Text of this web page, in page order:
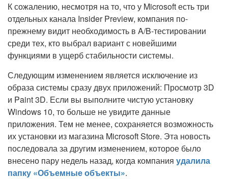
К сожалению, несмотря на то, что у Microsoft есть три
отдельных канала Insider Preview, компания по-
прежнему видит необходимость в A/B-тестировании
среди тех, кто выбрал вариант с новейшими
функциями в ущерб стабильности системы.
Следующим изменением является исключение из
образа системы сразу двух приложений: Просмотр 3D
и Paint 3D. Если вы выполните чистую установку
Windows 10, то больше не увидите данные
приложения. Тем не менее, сохраняется возможность
их установки из магазина Microsoft Store. Эта новость
последовала за другим изменением, которое было
внесено пару недель назад, когда компания удалила
папку «Объемные объекты».